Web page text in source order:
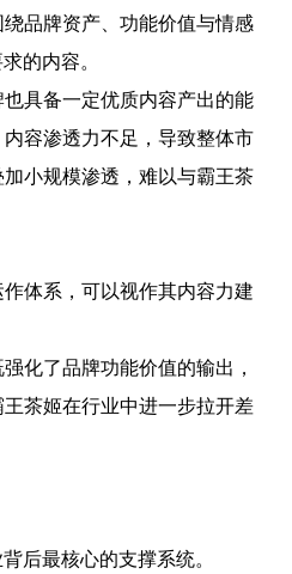
品牌资产、功能价值与情感
的内容。
具备一定优质内容产出的能
容渗透力不足，导致整体市
小规模渗透，难以与霸王茶
体系，可以视作其内容力建
化了品牌功能价值的输出，
茶姬在行业中进一步拉开差
后最核心的支撑系统。